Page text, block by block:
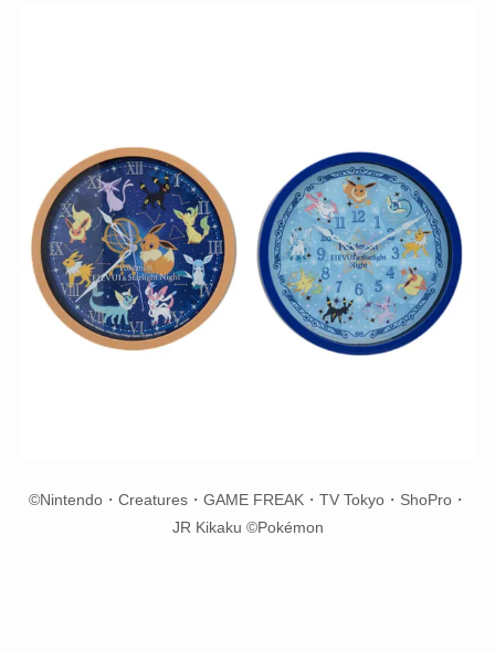
©Nintendo・Creatures・GAME FREAK・TV Tokyo・ShoPro・
JR Kikaku ©Pokémon